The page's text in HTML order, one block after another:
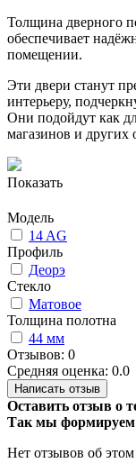
Толщина дверного
обеспечивает
помещении.
Эти двери станут
интерьеру,
Они подойдут как
магазинов и других
Показать
Модель
14 AG
Профиль
Деорэ
Стекло
Матовое
Толщина полотна
44 мм
Отзывов: 0
Средняя оценка: 0.0
Написать отзыв
Оставить отзыв о
Так мы формируем
Нет отзывов об этом